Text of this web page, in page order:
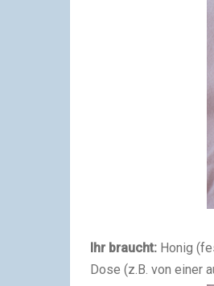
Ihr braucht: Honig
Dose (z.B. von einer